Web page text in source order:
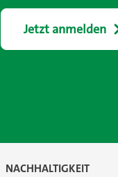
Jetzt anmelden
NACHHALTIGKEIT